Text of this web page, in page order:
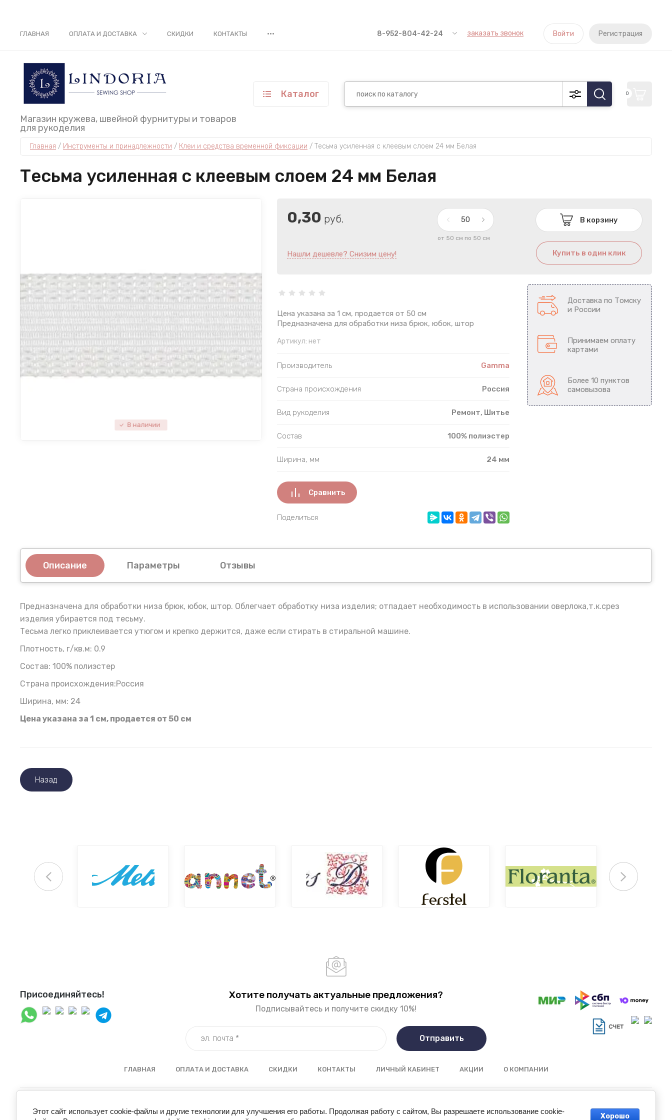
ГЛАВНАЯ ОПЛАТА И ДОСТАВКА СКИДКИ КОНТАКТЫ ••• 8-952-804-42-24 заказать звонок Войти Регистрация
Магазин кружева, швейной фурнитуры и товаров
для рукоделия
Каталог 0
Главная / Инструменты и принадлежности / Клеи и средства временной фиксации / Тесьма усиленная с клеевым слоем 24 мм Белая
Тесьма усиленная с клеевым слоем 24 мм Белая
В наличии
0,30 руб.
от 50 см по 50 см
В корзину
Купить в один клик
Нашли дешевле? Снизим цену!
Цена указана за 1 см, продается от 50 см
Предназначена для обработки низа брюк, юбок, штор
Артикул: нет
Производитель Gamma
Страна происхождения Россия
Вид рукоделия Ремонт, Шитье
Состав 100% полиэстер
Ширина, мм 24 мм
Сравнить
Поделиться
Доставка по Томску
и России
Принимаем оплату
картами
Более 10 пунктов
самовызова
Описание Параметры Отзывы
Предназначена для обработки низа брюк, юбок, штор. Облегчает обработку низа изделия; отпадает необходимость в использовании оверлока,т.к.срез
изделия убирается под тесьму.
Тесьма легко приклеивается утюгом и крепко держится, даже если стирать в стиральной машине.
Плотность, г/кв.м: 0.9
Состав: 100% полиэстер
Страна происхождения:Россия
Ширина, мм: 24
Цена указана за 1 см, продается от 50 см
Назад
Присоединяйтесь! Хотите получать актуальные предложения?
Подписывайтесь и получите скидку 10%!
Отправить
ГЛАВНАЯ ОПЛАТА И ДОСТАВКА СКИДКИ КОНТАКТЫ ЛИЧНЫЙ КАБИНЕТ АКЦИИ О КОМПАНИИ
Этот сайт использует cookie-файлы и другие технологии для улучшения его работы. Продолжая работу с сайтом, Вы разрешаете использование cookie-
Хорошо